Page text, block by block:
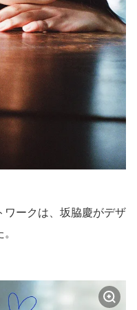
ークは、坂脇慶がデザ